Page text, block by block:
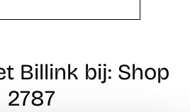
Billink bij: Shop
2787